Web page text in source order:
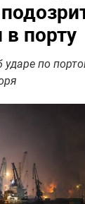
в порту
ударе по